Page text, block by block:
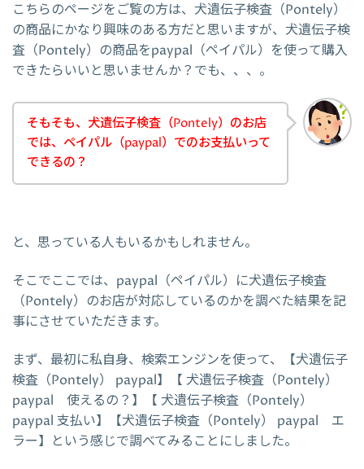
こちらのページをご覧の方は、犬遺伝子検査（Pontely）
の商品にかなり興味のある方だと思いますが、犬遺伝子検
査（Pontely）の商品をpaypal（ペイパル）を使って購入
できたらいいと思いませんか？でも、、、。
そもそも、犬遺伝子検査（Pontely）のお店
では、ペイパル（paypal）でのお支払いって
できるの？
と、思っている人もいるかもしれません。
そこでここでは、paypal（ペイパル）に犬遺伝子検査
（Pontely）のお店が対応しているのかを調べた結果を記
事にさせていただきます。
まず、最初に私自身、検索エンジンを使って、【犬遺伝子
検査（Pontely） paypal】【 犬遺伝子検査（Pontely）
paypal 使えるの？】【 犬遺伝子検査（Pontely）
paypal 支払い】【犬遺伝子検査（Pontely） paypal エ
ラー】という感じで調べてみることにしました。